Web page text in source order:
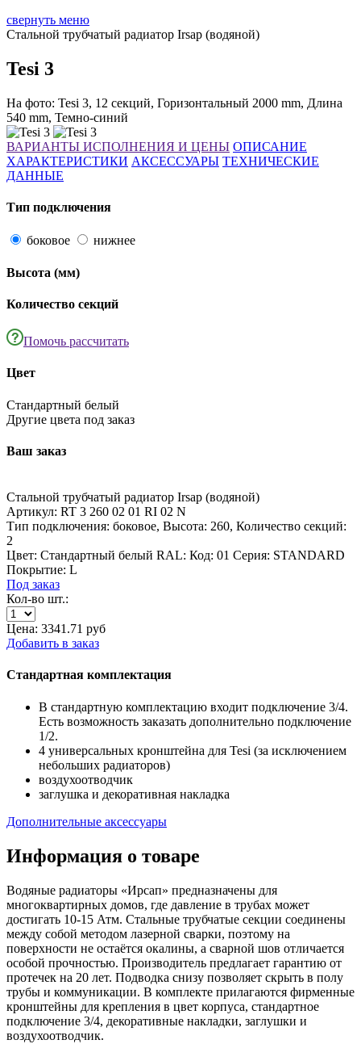
свернуть меню
Стальной трубчатый радиатор Irsap (водяной)
Tesi 3
На фото: Tesi 3, 12 секций, Горизонтальный 2000 mm, Длина
540 mm, Темно-синий
ВАРИАНТЫ ИСПОЛНЕНИЯ И ЦЕНЫ ОПИСАНИЕ
ХАРАКТЕРИСТИКИ АКСЕССУАРЫ ТЕХНИЧЕСКИЕ
ДАННЫЕ
Тип подключения
боковое нижнее
Высота (мм)
Количество секций
Помочь рассчитать
Цвет
Стандартный белый
Другие цвета под заказ
Ваш заказ
Стальной трубчатый радиатор Irsap (водяной)
Артикул: RT 3 260 02 01 RI 02 N
Тип подключения: боковое, Высота: 260, Количество секций:
2
Цвет: Стандартный белый RAL: Код: 01 Серия: STANDARD
Покрытие: L
Под заказ
Кол-во шт.:
Цена: 3341.71 руб
Добавить в заказ
Стандартная комплектация
В стандартную комплектацию входит подключение 3/4.
Есть возможность заказать дополнительно подключение
1/2.
4 универсальных кронштейна для Tesi (за исключением
небольших радиаторов)
воздухоотводчик
заглушка и декоративная накладка
Дополнительные аксессуары
Информация о товаре
Водяные радиаторы «Ирсап» предназначены для
многоквартирных домов, где давление в трубах может
достигать 10-15 Атм. Стальные трубчатые секции соединены
между собой методом лазерной сварки, поэтому на
поверхности не остаётся окалины, а сварной шов отличается
особой прочностью. Производитель предлагает гарантию от
протечек на 20 лет. Подводка снизу позволяет скрыть в полу
трубы и коммуникации. В комплекте прилагаются фирменные
кронштейны для крепления в цвет корпуса, стандартное
подключение 3/4, декоративные накладки, заглушки и
воздухоотводчик.